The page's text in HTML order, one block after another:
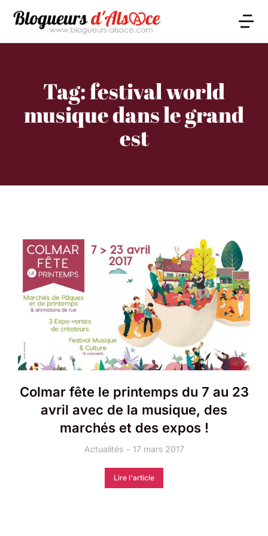
Tag: festival world
musique dans le grand
est
Colmar fête le printemps du 7 au 23
avril avec de la musique, des
marchés et des expos !
Actualités 17 mars 2017
Lire l'article